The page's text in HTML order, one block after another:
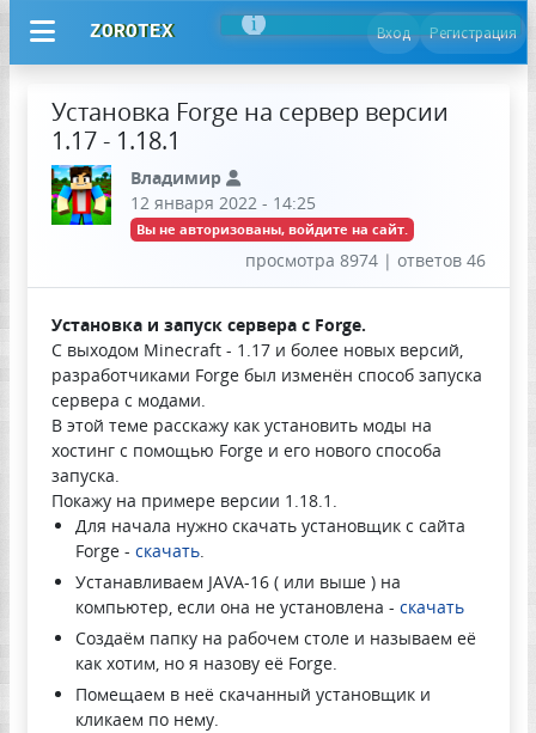
ZOROTEX Вход Регистрация
Установка Forge на сервер версии
1.17 - 1.18.1
Владимир
12 января 2022 - 14:25
Вы не авторизованы, войдите на сайт.
просмотра 8974 | ответов 46
Установка и запуск сервера с Forge.
С выходом Minecraft - 1.17 и более новых версий,
разработчиками Forge был изменён способ запуска
сервера с модами.
В этой теме расскажу как установить моды на
хостинг с помощью Forge и его нового способа
запуска.
Покажу на примере версии 1.18.1.
Для начала нужно скачать установщик с сайта
Forge - скачать.
Устанавливаем JAVA-16 ( или выше ) на
компьютер, если она не установлена - скачать
Создаём папку на рабочем столе и называем её
как хотим, но я назову её Forge.
Помещаем в неё скачанный установщик и
кликаем по нему.